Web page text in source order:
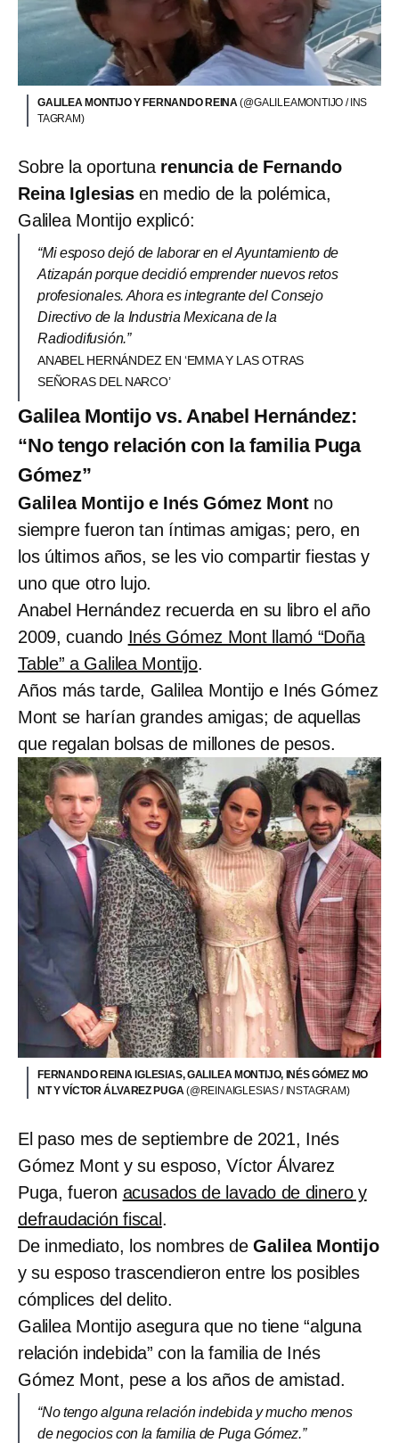
GALILEA MONTIJO Y FERNANDO REINA(@GALILEAMONTIJO / INS
TAGRAM)
Sobre la oportuna renuncia de Fernando
Reina Iglesiasen medio de la polémica,
Galilea Montijo explicó:
“Mi esposo dejó de laborar en el Ayuntamiento de
Atizapán porque decidió emprender nuevos retos
profesionales. Ahora es integrante del Consejo
Directivo de la Industria Mexicana de la
Radiodifusión.”
ANABEL HERNÁNDEZ EN ‘EMMA Y LAS OTRAS
SEÑORAS DEL NARCO’
Galilea Montijo vs. Anabel Hernández:
“No tengo relación con la familia Puga
Gómez”
Galilea Montijo e Inés Gómez Montno
siempre fueron tan íntimas amigas; pero, en
los últimos años, se les vio compartir fiestas y
uno que otro lujo.
Anabel Hernández recuerda en su libro el año
2009, cuando Inés Gómez Mont llamó “Doña
Table” a Galilea Montijo.
Años más tarde, Galilea Montijo e Inés Gómez
Mont se harían grandes amigas; de aquellas
que regalan bolsas de millones de pesos.
FERNANDO REINA IGLESIAS, GALILEA MONTIJO, INÉS GÓMEZ MO
NT Y VÍCTOR ÁLVAREZ PUGA(@REINAIGLESIAS / INSTAGRAM)
El paso mes de septiembre de 2021, Inés
Gómez Mont y su esposo, Víctor Álvarez
Puga, fueron acusados de lavado de dinero y
defraudación fiscal .
De inmediato, los nombres deGalilea Montijo
y su esposo trascendieron entre los posibles
cómplices del delito.
Galilea Montijo asegura que no tiene “alguna
relación indebida” con la familia de Inés
Gómez Mont, pese a los años de amistad.
“No tengo alguna relación indebida y mucho menos
de negocios con la familia de Puga Gómez.”